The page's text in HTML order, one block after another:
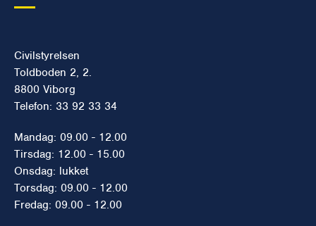
Civilstyrelsen
Toldboden 2, 2.
8800 Viborg
Telefon: 33 92 33 34
Mandag: 09.00 - 12.00
Tirsdag: 12.00 - 15.00
Onsdag: lukket
Torsdag: 09.00 - 12.00
Fredag: 09.00 - 12.00